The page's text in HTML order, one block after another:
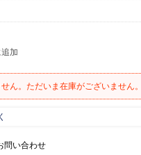
加
ん。ただいま在庫がございません。
問い合わせ